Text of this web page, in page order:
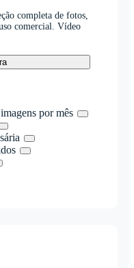
completa de fotos,
comercial. Vídeo
por mês